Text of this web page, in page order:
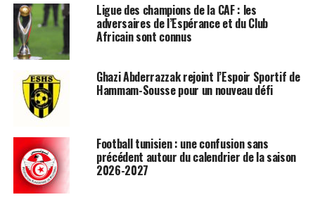
Ligue des champions de la CAF : les
adversaires de l’Espérance et du Club
Africain sont connus
Ghazi Abderrazzak rejoint l’Espoir Sportif de
Hammam-Sousse pour un nouveau défi
Football tunisien : une confusion sans
précédent autour du calendrier de la saison
2026-2027